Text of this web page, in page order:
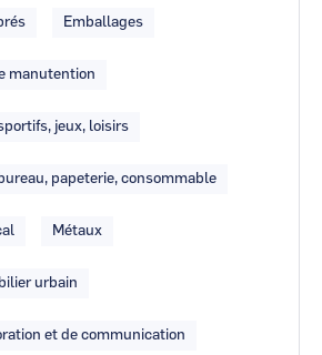
Emballages
manutention
jeux, loisirs
papeterie, consommable
Métaux
urbain
et de communication